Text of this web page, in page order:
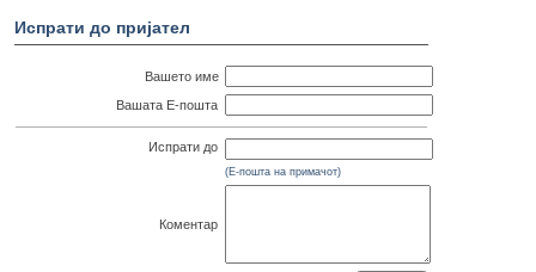
Испрати до пријател
Вашето име
Вашата Е-пошта
Испрати до
(Е-пошта на примачот)
Коментар